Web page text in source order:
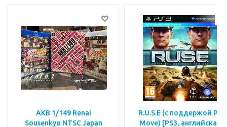
AKB 1/149 Renai
Sousenkyo NTSC Japan
R.U.S.E (с поддержой PS
Move) [PS3, английская